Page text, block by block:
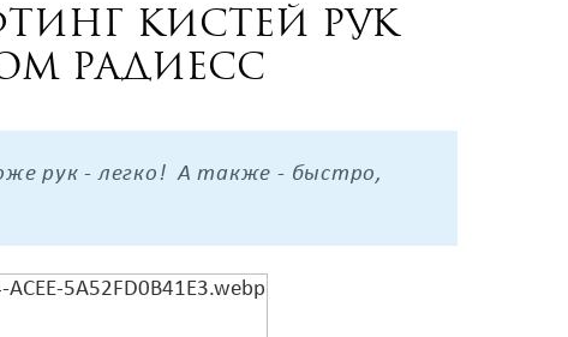
кистей рук
Радиесс
рук - легко! А также - быстро,